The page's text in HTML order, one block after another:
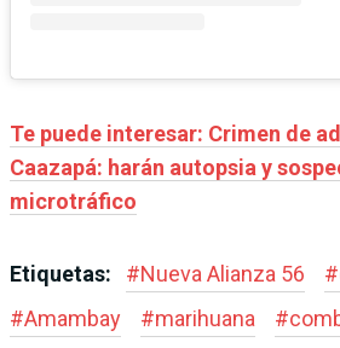
Te puede interesar: Crimen de
Caazapá: harán autopsia y
microtráfico
Etiquetas: #Nueva Alianza 56 #
#Amambay #marihuana #